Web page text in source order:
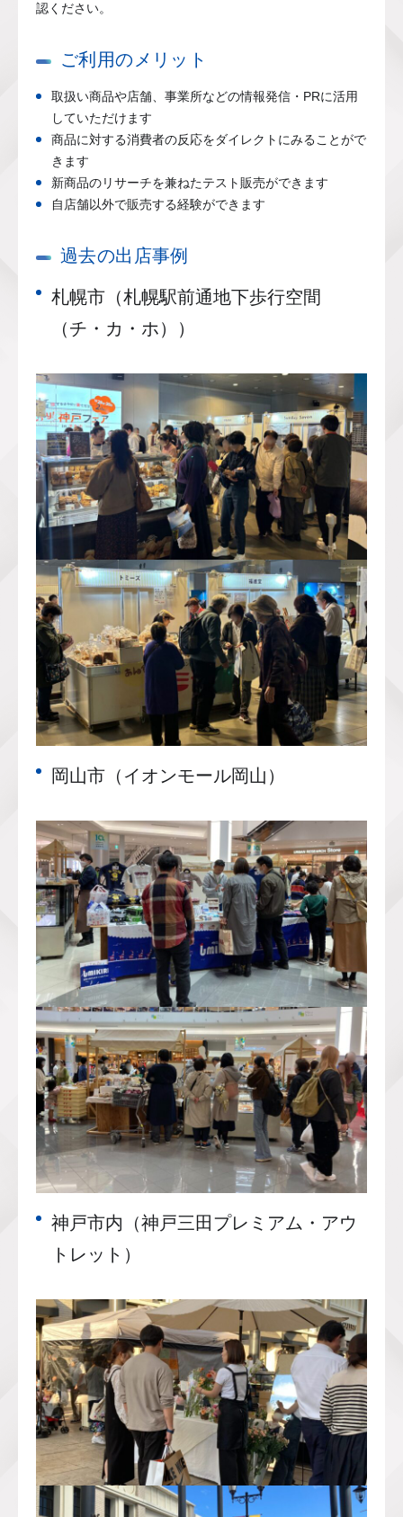
認ください。
ご利用のメリット
取扱い商品や店舗、事業所などの情報発信・PRに活用
していただけます
商品に対する消費者の反応をダイレクトにみることがで
きます
新商品のリサーチを兼ねたテスト販売ができます
自店舗以外で販売する経験ができます
過去の出店事例
札幌市（札幌駅前通地下歩行空間
（チ・カ・ホ））
岡山市（イオンモール岡山）
神戸市内（神戸三田プレミアム・アウ
トレット）